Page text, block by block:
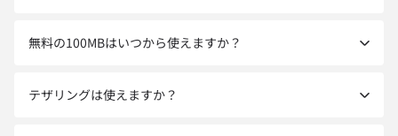
無料の100MBはいつから使えますか？
テザリングは使えますか？